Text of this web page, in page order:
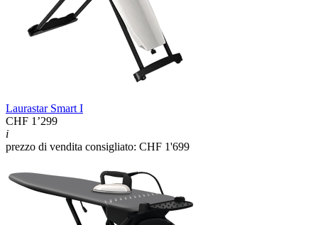
Laurastar Smart I
CHF 1’299
i
prezzo di vendita consigliato: CHF 1'699